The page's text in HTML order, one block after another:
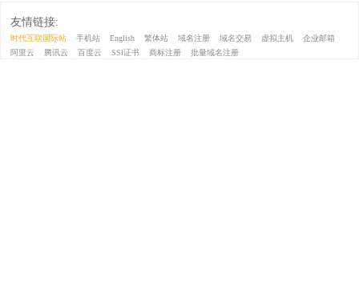
友情链接:
时代互联国际站 手机站 English 繁体站 域名注册 域名交易 虚拟主机
企业邮箱
阿里云
腾讯云 百度云 SSl证书 商标注册 批量域名注册